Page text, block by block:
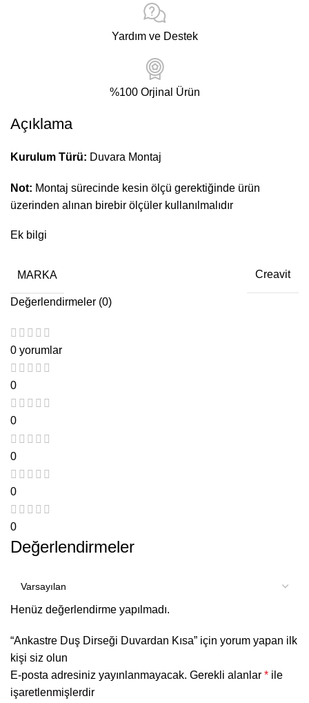
Yardım ve Destek
%100 Orjinal Ürün
Açıklama
Kurulum Türü: Duvara Montaj
Not: Montaj sürecinde kesin ölçü gerektiğinde ürün
üzerinden alınan birebir ölçüler kullanılmalıdır
Ek bilgi
MARKA Creavit
Değerlendirmeler (0)
0 yorumlar
0
0
0
0
0
Değerlendirmeler
Henüz değerlendirme yapılmadı.
“Ankastre Duş Dirseği Duvardan Kısa” için yorum yapan ilk
kişi siz olun
E-posta adresiniz yayınlanmayacak. Gerekli alanlar * ile
işaretlenmişlerdir